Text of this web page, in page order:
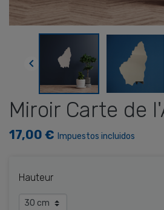

Miroir Carte de
17,00 € Impuestos incluidos
Hauteur